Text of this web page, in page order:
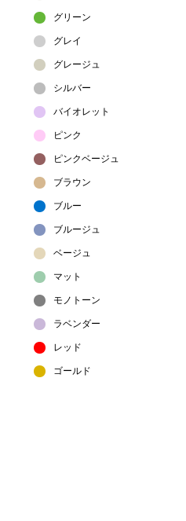
グリーン
グレイ
グレージュ
シルバー
バイオレット
ピンク
ピンクベージュ
ブラウン
ブルー
ブルージュ
ベージュ
マット
モノトーン
ラベンダー
レッド
ゴールド